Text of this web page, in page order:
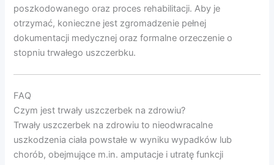
poszkodowanego oraz proces rehabilitacji. Aby je
otrzymać, konieczne jest zgromadzenie pełnej
dokumentacji medycznej oraz formalne orzeczenie o
stopniu trwałego uszczerbku.
FAQ
Czym jest trwały uszczerbek na zdrowiu?
Trwały uszczerbek na zdrowiu to nieodwracalne
uszkodzenia ciała powstałe w wyniku wypadków lub
chorób, obejmujące m.in. amputacje i utratę funkcji